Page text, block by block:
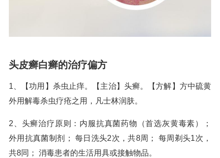
头皮癣白癣的治疗偏方
1、【功用】杀虫止痒。【主治】头癣。【方解】方中硫黄
外用解毒杀虫疗疮之用，凡士林润肤。
2、头癣治疗原则：内服抗真菌药物（首选灰黄毒素）；
外用抗真菌制剂； 每日洗头2次，共8周； 每周剃头1次，
共8同； 消毒患者的生活用具或接触物品。